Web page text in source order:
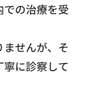
の治療を受
せんが、そ
に診察して